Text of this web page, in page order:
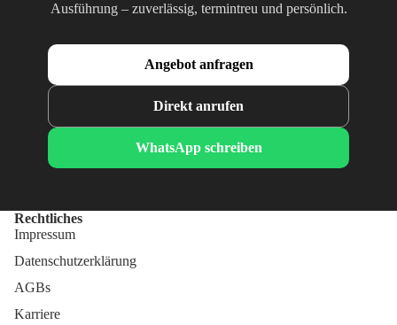
Ausführung – zuverlässig, termintreu und persönlich.
Angebot anfragen
Direkt anrufen
WhatsApp schreiben
Rechtliches
Impressum
Datenschutzerklärung
AGBs
Karriere